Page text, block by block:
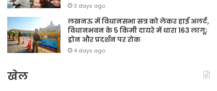
3 days ago
लखनऊ में विधानसभा सत्र को लेकर हाई अलर्ट,
विधानभवन के 5 किमी दायरे में धारा 163 लागू;
ड्रोन और प्रदर्शन पर रोक
4 days ago
खेल